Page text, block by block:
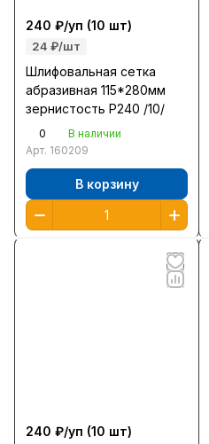
240 ₽/уп (10 шт)
24 ₽/шт
Шлифовальная сетка
абразивная 115*280мм
зернистость Р240 /10/
0
В наличии
Арт. 160209
В корзину
240 ₽/уп (10 шт)